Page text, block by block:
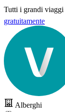
Tutti i grandi viaggi
gratuitamente
Alberghi